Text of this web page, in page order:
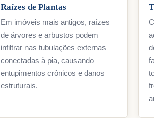
Raízes de Plantas
Em imóveis mais antigos, raízes
de árvores e arbustos podem
infiltrar nas tubulações externas
conectadas à pia, causando
entupimentos crônicos e danos
estruturais.